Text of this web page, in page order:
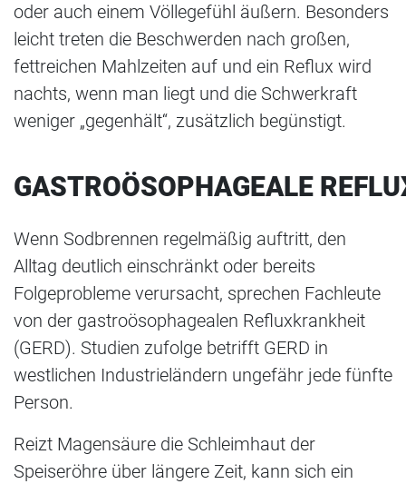
oder auch einem Völlegefühl äußern. Besonders
leicht treten die Beschwerden nach großen,
fettreichen Mahlzeiten auf und ein Reflux wird
nachts, wenn man liegt und die Schwerkraft
weniger „gegenhält“, zusätzlich begünstigt.
GASTROÖSOPHAGEALE
Wenn Sodbrennen regelmäßig auftritt, den
Alltag deutlich einschränkt oder bereits
Folgeprobleme verursacht, sprechen Fachleute
von der gastroösophagealen Refluxkrankheit
(GERD). Studien zufolge betrifft GERD in
westlichen Industrieländern ungefähr jede fünfte
Person.
Reizt Magensäure die Schleimhaut der
Speiseröhre über längere Zeit, kann sich ein